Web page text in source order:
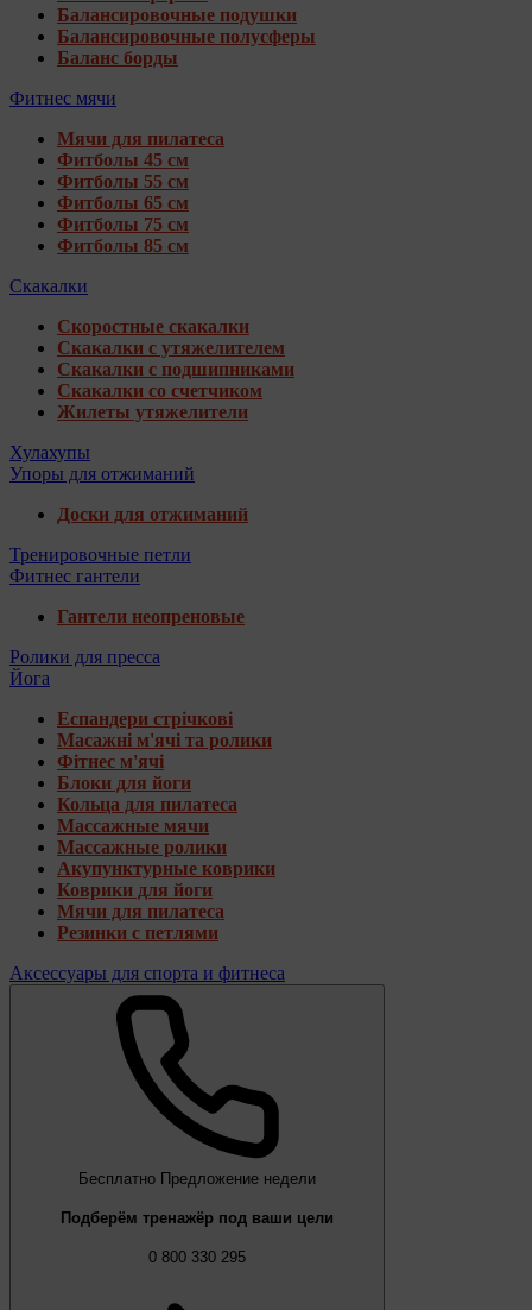
Балансировочные подушки
Балансировочные полусферы
Баланс борды
Фитнес мячи
Мячи для пилатеса
Фитболы 45 см
Фитболы 55 см
Фитболы 65 см
Фитболы 75 см
Фитболы 85 см
Скакалки
Скоростные скакалки
Скакалки с утяжелителем
Скакалки с подшипниками
Скакалки со счетчиком
Жилеты утяжелители
Хулахупы
Упоры для отжиманий
Доски для отжиманий
Тренировочные петли
Фитнес гантели
Гантели неопреновые
Ролики для пресса
Йога
Еспандери стрічкові
Масажні м'ячі та ролики
Фітнес м'ячі
Блоки для йоги
Кольца для пилатеса
Массажные мячи
Массажные ролики
Акупунктурные коврики
Коврики для йоги
Мячи для пилатеса
Резинки с петлями
Аксессуары для спорта и фитнеса
Бесплатно Предложение недели
Подберём тренажёр под ваши цели
0 800 330 295